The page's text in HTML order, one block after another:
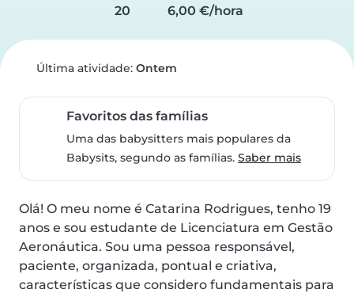
20
6,00 €/hora
Última atividade: Ontem
Favoritos das famílias
Uma das babysitters mais populares da
Babysits, segundo as famílias.Saber mais
Olá! O meu nome é Catarina Rodrigues, tenho 19
anos e sou estudante de Licenciatura em Gestão
Aeronáutica. Sou uma pessoa responsável,
paciente, organizada, pontual e criativa,
características que considero fundamentais para